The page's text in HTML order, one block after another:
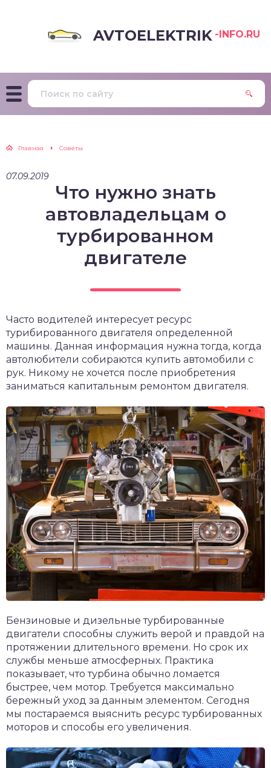
AVTOELEKTRIK -INFO.RU
Главная Советы
07.09.2019
Что нужно знать
автовладельцам о
турбированном
двигателе
Часто водителей интересует ресурс
турибированного двигателя определенной
машины. Данная информация нужна тогда, когда
автолюбители собираются купить автомобили с
рук. Никому не хочется после приобретения
заниматься капитальным ремонтом двигателя.
Бензиновые и дизельные турбированные
двигатели способны служить верой и правдой на
протяжении длительного времени. Но срок их
службы меньше атмосферных. Практика
показывает, что турбина обычно ломается
быстрее, чем мотор. Требуется максимально
бережный уход за данным элементом. Сегодня
мы постараемся выяснить ресурс турбированных
моторов и способы его увеличения.